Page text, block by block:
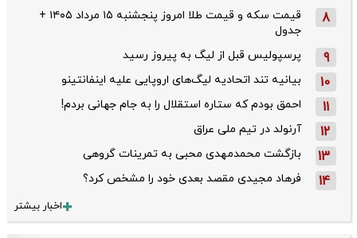
8
قیمت سکه و قیمت طلا امروز پنجشنبه ۱۵ مرداد ۱۴۰۵ +
جدول
9 پرسپولیس قبل از لیگ به پیروز رسید
10 بیانیه تند اتحادیه لیگ‌های اروپایی علیه اینفانتینو
11 احمق بودم که ستاره استقلال را به جام جهانی بردم!
12 آرنولد در تیم ملی عراق
13 بازگشت محمدمهدی محبی به تمرینات گروهی
14 فرهاد مجیدی مقصد بعدی خود را مشخص کرد؟
اخبار بیشتر